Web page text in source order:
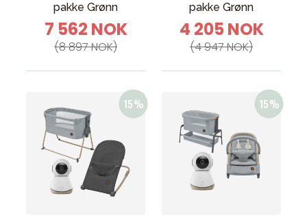
pakke Grønn
7 562 NOK
(8 897 NOK)
pakke Grønn
4 205 NOK
(4 947 NOK)